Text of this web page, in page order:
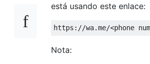
está usando este enlace:
https : //wa.me/<phone
Nota: